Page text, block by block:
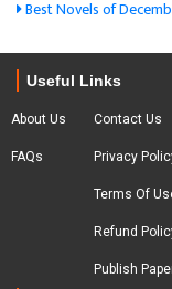
Best Novels of
Useful Links
About Us
FAQs
Contact Us
Privacy
Terms Of
Refund
Publish